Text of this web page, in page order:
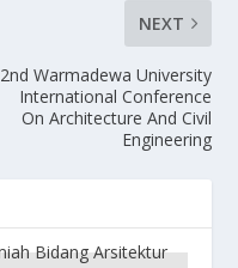
NEXT
2nd Warmadewa University
International Conference
On Architecture And Civil
Engineering